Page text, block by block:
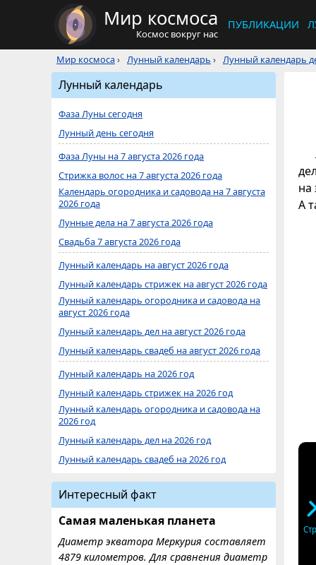
Мир космоса
Космос вокруг нас
ПУБЛИКАЦИИ
Мир космоса› Лунный календарь › Лунный календарь
на
А
Лунный календарь
Фаза Луны сегодня
Лунный день сегодня
Фаза Луны на 7 августа 2026 года
Стрижка волос на 7 августа 2026 года
Календарь огородника и садовода на 7 августа
2026 года
Лунные дела на 7 августа 2026 года
Свадьба 7 августа 2026 года
Лунный календарь на август 2026 года
Лунный календарь стрижек на август 2026 года
Лунный календарь огородника и садовода на
август 2026 года
Лунный календарь дел на август 2026 года
Лунный календарь свадеб на август 2026 года
Лунный календарь на 2026 год
Лунный календарь стрижек на 2026 год
Лунный календарь огородника и садовода на
2026 год
Лунный календарь дел на 2026 год
Лунный календарь свадеб на 2026 год
Интересный факт
Самая маленькая планета
Диаметр экватора Меркурия составляет
4879 километров. Для сравнения диаметр